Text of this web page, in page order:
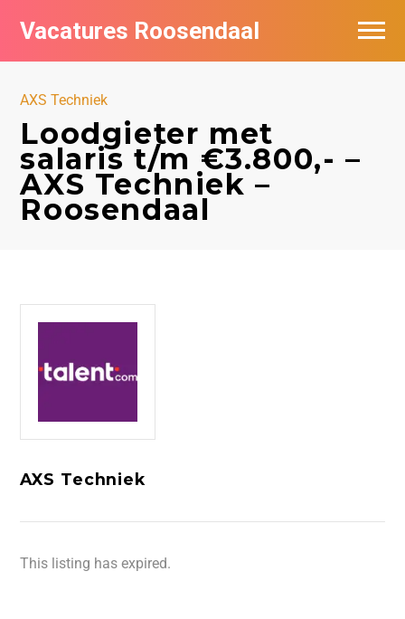
Vacatures Roosendaal
AXS Techniek
Loodgieter met
salaris t/m €3.800,- –
AXS Techniek –
Roosendaal
AXS Techniek
This listing has expired.
Vacatures bij bedrijven